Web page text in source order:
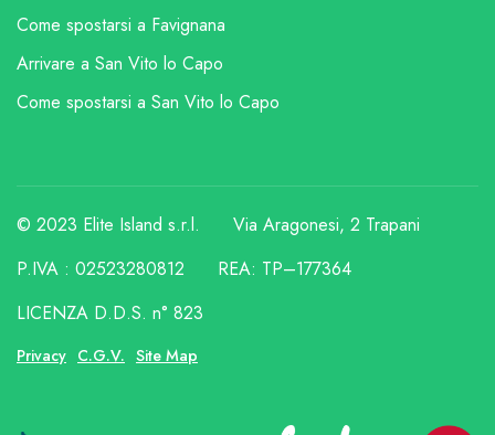
Come spostarsi a Favignana
Arrivare a San Vito lo Capo
Come spostarsi a San Vito lo Capo
© 2023 Elite Island s.r.l.
Via Aragonesi, 2 Trapani
P.IVA : 02523280812
REA: TP–177364
LICENZA D.D.S. n° 823
Privacy C.G.V. Site Map